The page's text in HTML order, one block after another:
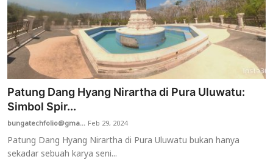
Patung Dang Hyang Nirartha di Pura Uluwatu:
Simbol Spir...
bungatechfolio@gma... Feb 29, 2024
Patung Dang Hyang Nirartha di Pura Uluwatu bukan hanya
sekadar sebuah karya seni...